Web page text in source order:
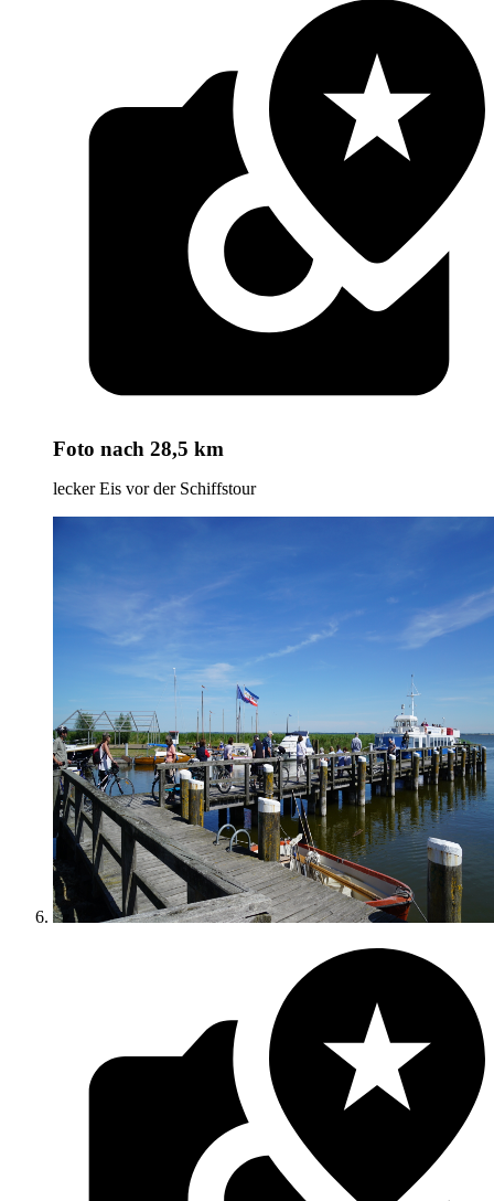
Foto nach 28,5 km
lecker Eis vor der Schiffstour